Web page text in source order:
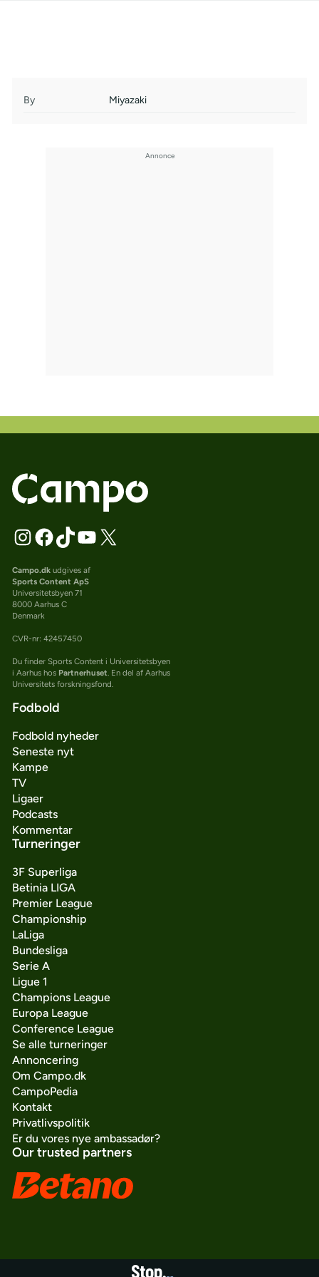
By Miyazaki
Campo.dkudgives af
Sports Content ApS
Universitetsbyen 71
8000 Aarhus C
Denmark
CVR-nr: 42457450
Du finder Sports Content i Universitetsbyen
i Aarhus hos Partnerhuset. En del af Aarhus
Universitets forskningsfond.
Fodbold
Fodbold nyheder
Seneste nyt
Kampe
TV
Ligaer
Podcasts
Kommentar
Turneringer
3F Superliga
Betinia LIGA
Premier League
Championship
LaLiga
Bundesliga
Serie A
Ligue 1
Champions League
Europa League
Conference League
Se alle turneringer
Annoncering
Om Campo.dk
CampoPedia
Kontakt
Privatlivspolitik
Er du vores nye ambassadør?
Our trusted partners